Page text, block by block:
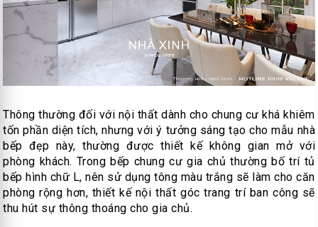
Thông thường đối với nội thất dành cho chung cư khá khiêm
tốn phần diện tích, nhưng với ý tưởng sáng tạo cho mẫu nhà
bếp đẹp này, thường được thiết kế không gian mở với
phòng khách. Trong bếp chung cư gia chủ thường bố trí tủ
bếp hình chữ L, nên sử dụng tông màu trắng sẽ làm cho căn
phòng rộng hơn, thiết kế nội thất góc trang trí ban công sẽ
thu hút sự thông thoáng cho gia chủ.